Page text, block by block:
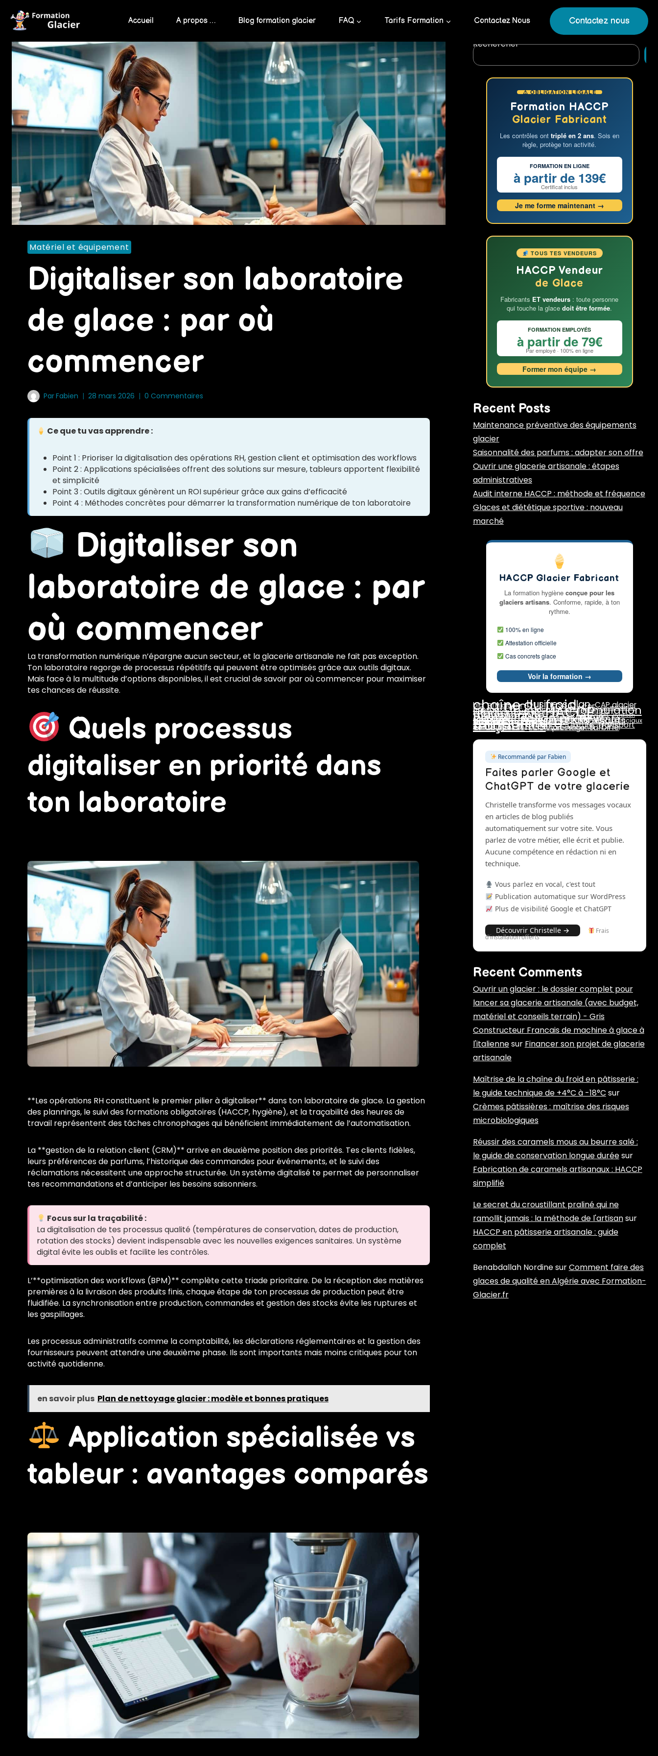
content
Accueil A propos … Blog formation glacier FAQ Tarifs Formation Contactez Nous Contactez nous
Matériel et équipement
Digitaliser son laboratoire
de glace : par où
commencer
ParFabien 28 mars 2026 0 Commentaires
Ce que tu vas apprendre :
Point 1 : Prioriser la digitalisation des opérations RH, gestion client et optimisation des workflows
Point 2 : Applications spécialisées offrent des solutions sur mesure, tableurs apportent flexibilité
et simplicité
Point 3 : Outils digitaux génèrent un ROI supérieur grâce aux gains d’efficacité
Point 4 : Méthodes concrètes pour démarrer la transformation numérique de ton laboratoire
Digitaliser son
laboratoire de glace : par
où commencer
La transformation numérique n’épargne aucun secteur, et la glacerie artisanale ne fait pas exception.
Ton laboratoire regorge de processus répétitifs qui peuvent être optimisés grâce aux outils digitaux.
Mais face à la multitude d’options disponibles, il est crucial de savoir par où commencer pour maximiser
tes chances de réussite.
Quels processus
digitaliser en priorité dans
ton laboratoire
**Les opérations RH constituent le premier pilier à digitaliser** dans ton laboratoire de glace. La gestion
des plannings, le suivi des formations obligatoires (HACCP, hygiène), et la traçabilité des heures de
travail représentent des tâches chronophages qui bénéficient immédiatement de l’automatisation.
La **gestion de la relation client (CRM)** arrive en deuxième position des priorités. Tes clients fidèles,
leurs préférences de parfums, l’historique des commandes pour événements, et le suivi des
réclamations nécessitent une approche structurée. Un système digitalisé te permet de personnaliser
tes recommandations et d’anticiper les besoins saisonniers.
Focus sur la traçabilité :
La digitalisation de tes processus qualité (températures de conservation, dates de production,
rotation des stocks) devient indispensable avec les nouvelles exigences sanitaires. Un système
digital évite les oublis et facilite les contrôles.
L’**optimisation des workflows (BPM)** complète cette triade prioritaire. De la réception des matières
premières à la livraison des produits finis, chaque étape de ton processus de production peut être
fluidifiée. La synchronisation entre production, commandes et gestion des stocks évite les ruptures et
les gaspillages.
Les processus administratifs comme la comptabilité, les déclarations réglementaires et la gestion des
fournisseurs peuvent attendre une deuxième phase. Ils sont importants mais moins critiques pour ton
activité quotidienne.
en savoir plus Plan de nettoyage glacier : modèle et bonnes pratiques
Application spécialisée vs
tableur : avantages comparés
Rechercher
⚠ OBLIGATION LÉGALE
Formation HACCP
Glacier Fabricant
Les contrôles ont triplé en 2 ans. Sois en
règle, protège ton activité.
FORMATION EN LIGNE
à partir de 139€
Certificat inclus
Je me forme maintenant →
TOUS TES VENDEURS
HACCP Vendeur
de Glace
Fabricants ET vendeurs : toute personne
qui touche la glacedoit être formée.
FORMATION EMPLOYÉS
à partir de 79€
Par employé · 100% en ligne
Former mon équipe →
Recent Posts
Maintenance préventive des équipements
glacier
Saisonnalité des parfums : adapter son offre
Ouvrir une glacerie artisanale : étapes
administratives
Audit interne HACCP : méthode et fréquence
Glaces et diététique sportive : nouveau
marché
HACCP Glacier Fabricant
La formation hygièneconçue pour les
glaciers artisans. Conforme, rapide, à ton
rythme.
100% en ligne
Attestation officielle
Cas concrets glace
Voir la formation →
bio BTM glacier business plan CAP glacier
chaîne du froid CPF cristallisation
crème DLC dosage emplacement
fidélisation formation glacier formulation
glace au lait HACCP lait livraison
maintenance marchés marge
maturation pannes pasteurisateur
pasteurisation prix de vente
rentabilité rotation stocks réseaux sociaux
saisonnalité stab stabilisant stabilisants
stabilisateur sucres surgélation
température texture transport
traçabilité turbinage turbine
vente directe vitrine présentation
émulsifiants
Recommandé par Fabien
Faites parler Google et
ChatGPT de votre glacerie
Christelle transforme vos messages vocaux
en articles de blog publiés
automatiquement sur votre site. Vous
parlez de votre métier, elle écrit et publie.
Aucune compétence en rédaction ni en
technique.
Vous parlez en vocal, c'est tout
Publication automatique sur WordPress
Plus de visibilité Google et ChatGPT
Découvrir Christelle → Frais
d'installation offerts
Recent Comments
Ouvrir un glacier : le dossier complet pour
lancer sa glacerie artisanale (avec budget,
matériel et conseils terrain) - Gris
Constructeur Francais de machine à glace à
l'italiennesur Financer son projet de glacerie
artisanale
Maîtrise de la chaîne du froid en pâtisserie :
le guide technique de +4°C à -18°C sur
Crèmes pâtissières : maîtrise des risques
microbiologiques
Réussir des caramels mous au beurre salé :
le guide de conservation longue duréesur
Fabrication de caramels artisanaux : HACCP
simplifié
Le secret du croustillant praliné qui ne
ramollit jamais : la méthode de l'artisansur
HACCP en pâtisserie artisanale : guide
complet
Benabdallah NordinesurComment faire des
glaces de qualité en Algérie avec Formation-
Glacier.fr